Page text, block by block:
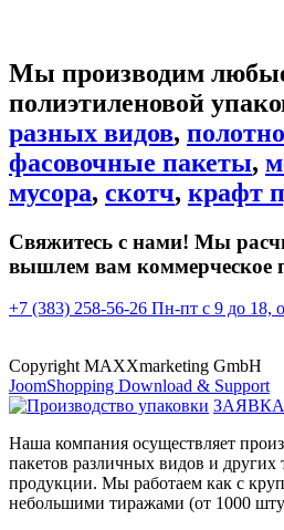
Мы производим
полиэтиленовой
разных видов, полотно
фасовочные пакеты,
мусора, скотч, крафт
Свяжитесь с нами! Мы
вышлем вам коммерческое
+7 (383) 258-56-26 Пн-пт с 9 до 18,
Copyright MAXXmarketing GmbH
JoomShopping Download & Support
Наша компания осуществляет
пакетов различных видов и других
продукции. Мы работаем как с
небольшими тиражами (от 1000